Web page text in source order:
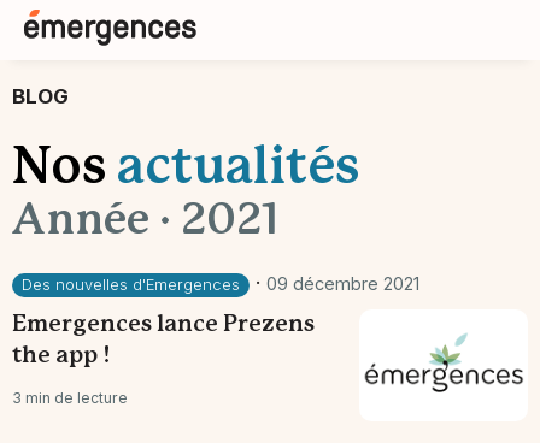
BLOG
Nos actualités
Année · 2021
Des nouvelles d'Emergences · 09 décembre 2021
Emergences lance Prezens
the app !
3 min de lecture